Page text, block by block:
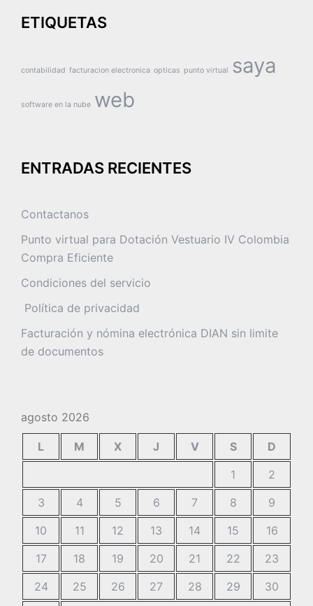
ETIQUETAS
contabilidad facturacion electronica opticas punto virtual saya
software en la nube web
ENTRADAS RECIENTES
Contactanos
Punto virtual para Dotación Vestuario IV Colombia
Compra Eficiente
Condiciones del servicio
Política de privacidad
Facturación y nómina electrónica DIAN sin limite
de documentos
agosto 2026
L M X J V S
D
1
2
3
4 5 6 7 8
9
10
11 12 13 14 15
16
17
18 19 20 21 22
23
24
25 26 27 28 29 30